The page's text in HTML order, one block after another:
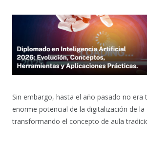
Sin embargo, hasta el año pasado no era
enorme potencial de la digitalización de la
transformando el concepto de aula